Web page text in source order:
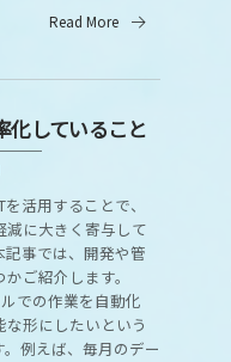
Read More
化していること
活用することで、
減に大きく寄与して
記事では、開発や管
ご紹介します。
での作業を自動化
形にしたいという
例えば、毎月のデー